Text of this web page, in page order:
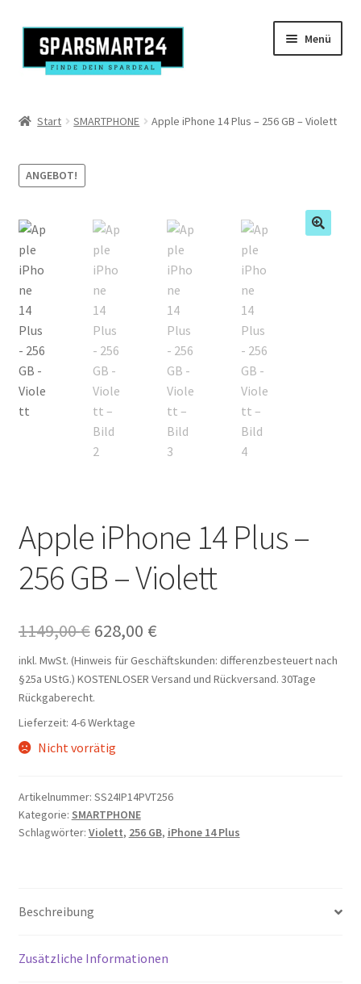
Zur
Navigation
springen
Zum
Inhalt
springen
Menü
Mein Konto
Start SMARTPHONE Apple iPhone 14 Plus – 256 GB – Violett
ANGEBOT!
Apple iPhone 14 Plus –
256 GB – Violett
1149,00€ Ursprünglicher
Preis
war:
1149,00 €
628,00 €Aktueller
Preis
ist:
inkl. MwSt. (Hinweis für Geschäftskunden: differenzbesteuert nach
§25a UStG.) KOSTENLOSER Versand und Rückversand. 30Tage
Rückgaberecht.
Lieferzeit: 4-6 Werktage
Nicht vorrätig
Artikelnummer: SS24IP14PVT256
Kategorie: SMARTPHONE
Schlagwörter: Violett, 256 GB, iPhone 14 Plus
Beschreibung
Zusätzliche Informationen